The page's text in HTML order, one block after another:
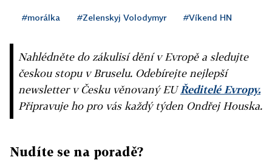
#morálka #Zelenskyj Volodymyr #Víkend HN
Nahlédněte do zákulisí dění v Evropě a sledujte
českou stopu v Bruselu. Odebírejte nejlepší
newsletter v Česku věnovaný EUŘeditelé Evropy.
Připravuje ho pro vás každý týden Ondřej Houska.
Nudíte se na poradě?